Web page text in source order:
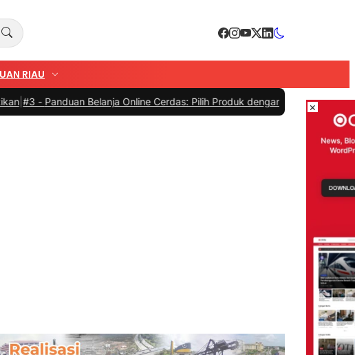
RIAU
Belanja Online Cerdas: Pilih Produk dengan Bijak dan Hindari Penipuan
×